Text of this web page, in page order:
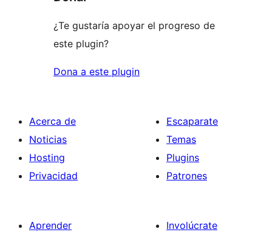
¿Te gustaría apoyar el progreso de
este plugin?
Dona a este plugin
Acerca de
Noticias
Hosting
Privacidad
Escaparate
Temas
Plugins
Patrones
Aprender
Involúcrate